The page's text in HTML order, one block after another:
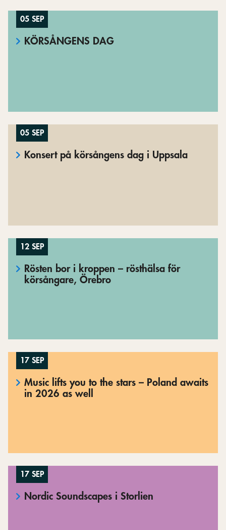
05 SEP
KÖRSÅNGENS DAG
05 SEP
Konsert på körsångens dag i Uppsala
12 SEP
Rösten bor i kroppen – rösthälsa för
körsångare, Örebro
17 SEP
Music lifts you to the stars – Poland awaits
in 2026 as well
17 SEP
Nordic Soundscapes i Storlien